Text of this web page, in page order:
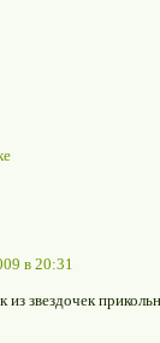
в 20:31
из звездочек